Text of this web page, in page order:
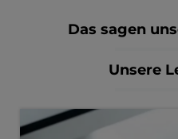
Das sagen
Unsere